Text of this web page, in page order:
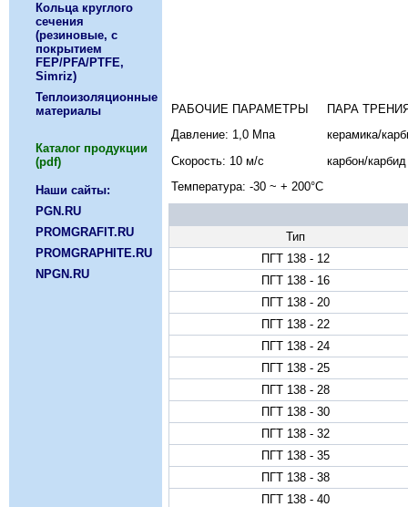
Кольца круглого
сечения
(резиновые, с
покрытием
FEP/PFA/PTFE,
Simriz)
Теплоизоляционные
материалы
Каталог продукции
(pdf)
Наши сайты:
PGN.RU
PROMGRAFIT.RU
PROMGRAPHITE.RU
NPGN.RU
РАБОЧИЕ ПАРАМЕТРЫ
Давление: 1,0 Мпа
Скорость: 10 м/с
Температура: -30 ~ + 200°C
ПАРА
керамика/
карбон/
Тип
ПГТ 138 - 12
ПГТ 138 - 16
ПГТ 138 - 20
ПГТ 138 - 22
ПГТ 138 - 24
ПГТ 138 - 25
ПГТ 138 - 28
ПГТ 138 - 30
ПГТ 138 - 32
ПГТ 138 - 35
ПГТ 138 - 38
ПГТ 138 - 40